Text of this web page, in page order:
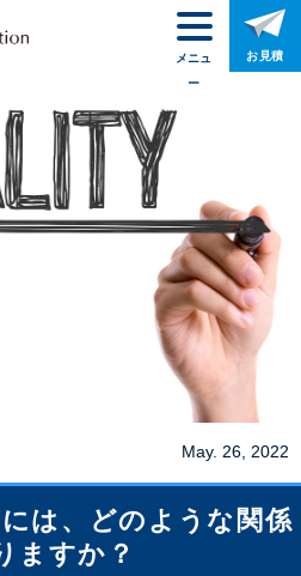
May. 26, 2022
は、どのような関係
ますか？
メニュ
ー
お見積